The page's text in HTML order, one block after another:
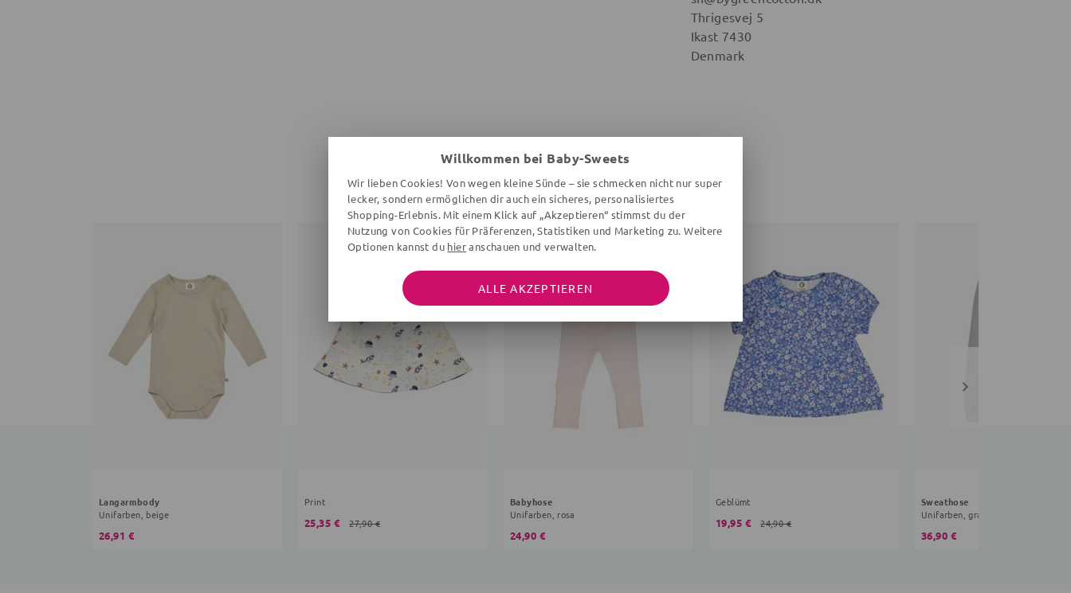
Thrigesvej 5
Ikast 7430
Denmark
WEITERE ARTIKEL DER MARKE
Langarmbody
Unifarben, beige
26,91 €
Print
25,35 € 27,90 €
Babyhose
Unifarben, rosa
24,90 €
Geblümt
19,95 € 24,90 €
Sweathose
Unifarben, grau
36,90 €
Willkommen bei Baby-Sweets
Wir lieben Cookies! Von wegen kleine Sünde – sie schmecken nicht nur super
lecker, sondern ermöglichen dir auch ein sicheres, personalisiertes
Shopping-Erlebnis. Mit einem Klick auf „Akzeptieren“ stimmst du der
Nutzung von Cookies für Präferenzen, Statistiken und Marketing zu. Weitere
Optionen kannst du hieranschauen und verwalten.
ALLE AKZEPTIEREN